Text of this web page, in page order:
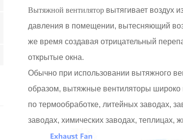
Вытяжной вентилятор вытягивает воздух
давления в помещении, вытесняющий
же время создавая отрицательный
открытые окна.
Обычно при использовании вытяжного
образом, вытяжные вентиляторы широко
по термообработке, литейных заводах,
заводах, химических заводах,